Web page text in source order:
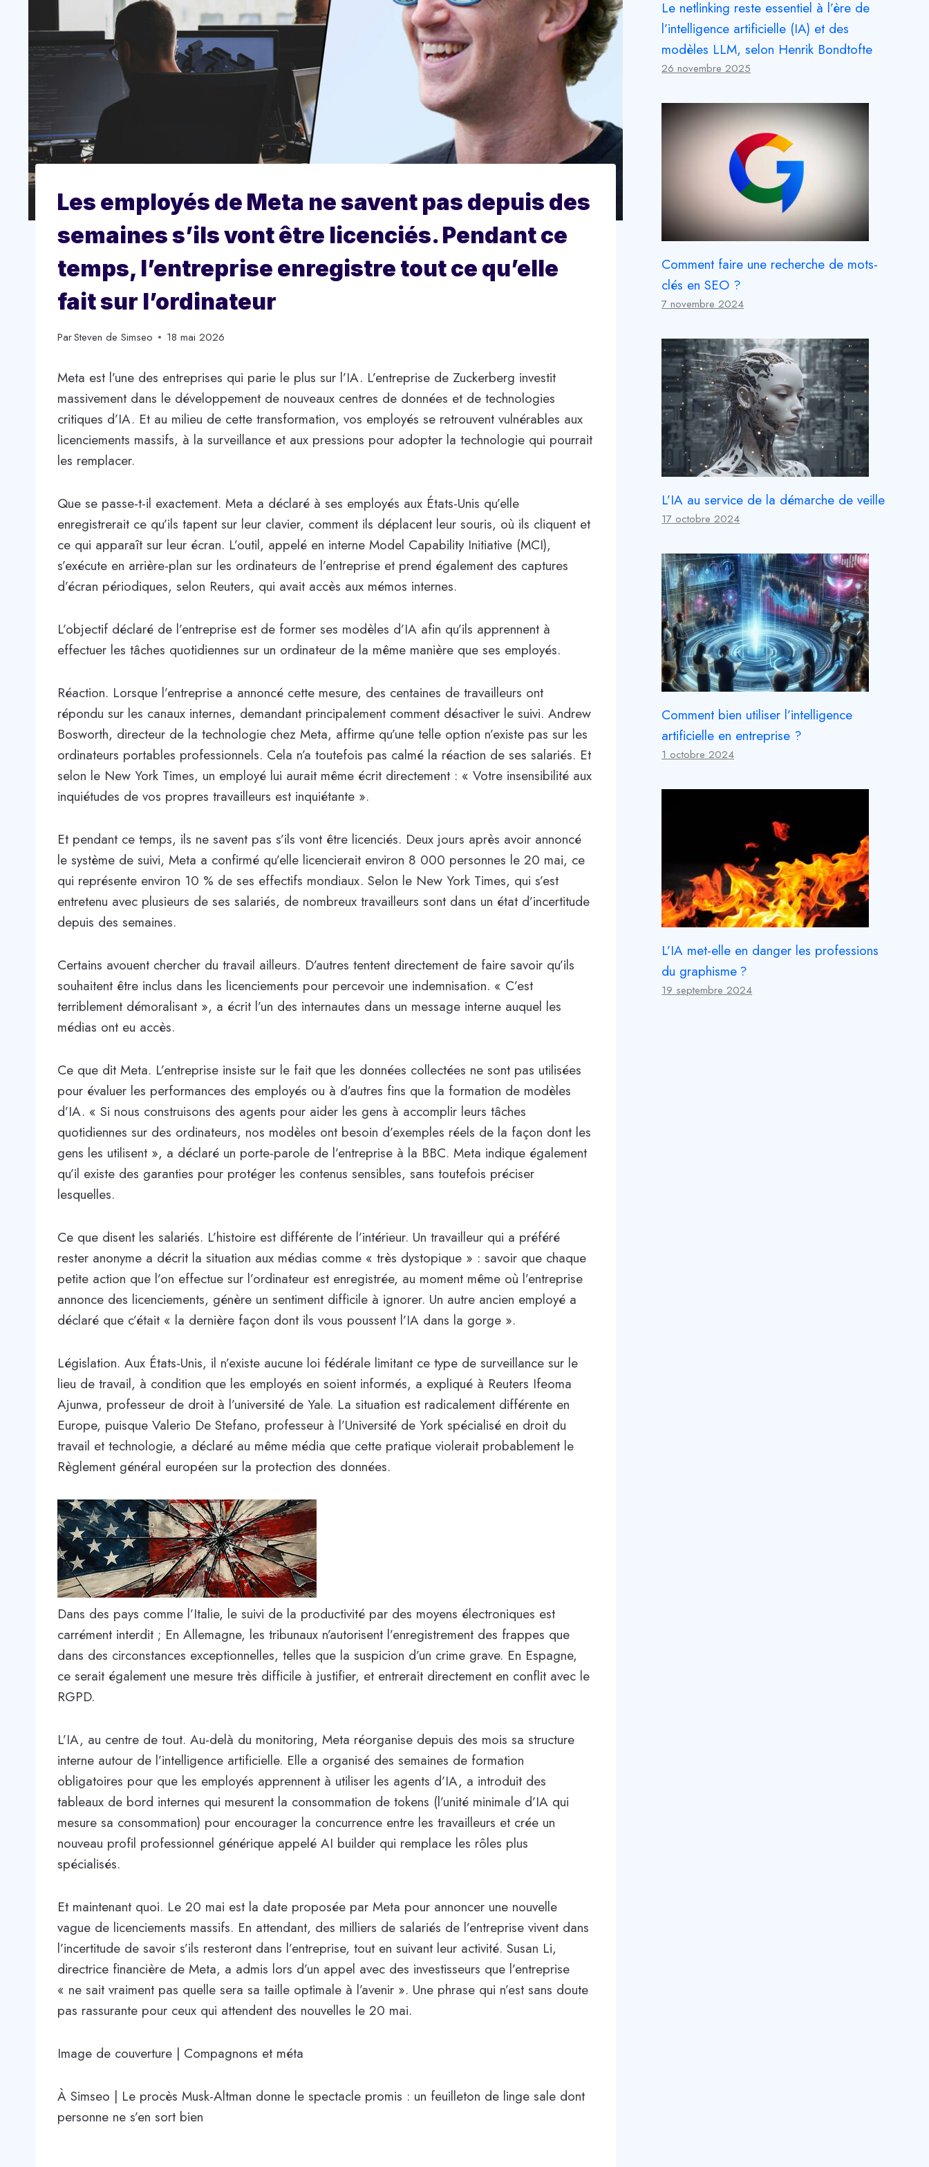
Les employés de Meta ne savent pas depuis des
semaines s’ils vont être licenciés. Pendant ce
temps, l’entreprise enregistre tout ce qu’elle
fait sur l’ordinateur
ParSteven de Simseo 18 mai 2026
Meta est l’une des entreprises qui parie le plus sur l’IA. L’entreprise de Zuckerberg investit
massivement dans le développement de nouveaux centres de données et de technologies
critiques d’IA. Et au milieu de cette transformation, vos employés se retrouvent vulnérables aux
licenciements massifs, à la surveillance et aux pressions pour adopter la technologie qui pourrait
les remplacer.
Que se passe-t-il exactement. Meta a déclaré à ses employés aux États-Unis qu’elle
enregistrerait ce qu’ils tapent sur leur clavier, comment ils déplacent leur souris, où ils cliquent et
ce qui apparaît sur leur écran. L’outil, appelé en interne Model Capability Initiative (MCI),
s’exécute en arrière-plan sur les ordinateurs de l’entreprise et prend également des captures
d’écran périodiques, selon Reuters, qui avait accès aux mémos internes.
L’objectif déclaré de l’entreprise est de former ses modèles d’IA afin qu’ils apprennent à
effectuer les tâches quotidiennes sur un ordinateur de la même manière que ses employés.
Réaction. Lorsque l’entreprise a annoncé cette mesure, des centaines de travailleurs ont
répondu sur les canaux internes, demandant principalement comment désactiver le suivi. Andrew
Bosworth, directeur de la technologie chez Meta, affirme qu’une telle option n’existe pas sur les
ordinateurs portables professionnels. Cela n’a toutefois pas calmé la réaction de ses salariés. Et
selon le New York Times, un employé lui aurait même écrit directement : « Votre insensibilité aux
inquiétudes de vos propres travailleurs est inquiétante ».
Et pendant ce temps, ils ne savent pas s’ils vont être licenciés. Deux jours après avoir annoncé
le système de suivi, Meta a confirmé qu’elle licencierait environ 8 000 personnes le 20 mai, ce
qui représente environ 10 % de ses effectifs mondiaux. Selon le New York Times, qui s’est
entretenu avec plusieurs de ses salariés, de nombreux travailleurs sont dans un état d’incertitude
depuis des semaines.
Certains avouent chercher du travail ailleurs. D’autres tentent directement de faire savoir qu’ils
souhaitent être inclus dans les licenciements pour percevoir une indemnisation. « C’est
terriblement démoralisant », a écrit l’un des internautes dans un message interne auquel les
médias ont eu accès.
Ce que dit Meta. L’entreprise insiste sur le fait que les données collectées ne sont pas utilisées
pour évaluer les performances des employés ou à d’autres fins que la formation de modèles
d’IA. « Si nous construisons des agents pour aider les gens à accomplir leurs tâches
quotidiennes sur des ordinateurs, nos modèles ont besoin d’exemples réels de la façon dont les
gens les utilisent », a déclaré un porte-parole de l’entreprise à la BBC. Meta indique également
qu’il existe des garanties pour protéger les contenus sensibles, sans toutefois préciser
lesquelles.
Ce que disent les salariés. L’histoire est différente de l’intérieur. Un travailleur qui a préféré
rester anonyme a décrit la situation aux médias comme « très dystopique » : savoir que chaque
petite action que l’on effectue sur l’ordinateur est enregistrée, au moment même où l’entreprise
annonce des licenciements, génère un sentiment difficile à ignorer. Un autre ancien employé a
déclaré que c’était « la dernière façon dont ils vous poussent l’IA dans la gorge ».
Législation. Aux États-Unis, il n’existe aucune loi fédérale limitant ce type de surveillance sur le
lieu de travail, à condition que les employés en soient informés, a expliqué à Reuters Ifeoma
Ajunwa, professeur de droit à l’université de Yale. La situation est radicalement différente en
Europe, puisque Valerio De Stefano, professeur à l’Université de York spécialisé en droit du
travail et technologie, a déclaré au même média que cette pratique violerait probablement le
Règlement général européen sur la protection des données.
Dans des pays comme l’Italie, le suivi de la productivité par des moyens électroniques est
carrément interdit ; En Allemagne, les tribunaux n’autorisent l’enregistrement des frappes que
dans des circonstances exceptionnelles, telles que la suspicion d’un crime grave. En Espagne,
ce serait également une mesure très difficile à justifier, et entrerait directement en conflit avec le
RGPD.
L’IA, au centre de tout. Au-delà du monitoring, Meta réorganise depuis des mois sa structure
interne autour de l’intelligence artificielle. Elle a organisé des semaines de formation
obligatoires pour que les employés apprennent à utiliser les agents d’IA, a introduit des
tableaux de bord internes qui mesurent la consommation de tokens (l’unité minimale d’IA qui
mesure sa consommation) pour encourager la concurrence entre les travailleurs et crée un
nouveau profil professionnel générique appelé AI builder qui remplace les rôles plus
spécialisés.
Et maintenant quoi. Le 20 mai est la date proposée par Meta pour annoncer une nouvelle
vague de licenciements massifs. En attendant, des milliers de salariés de l’entreprise vivent dans
l’incertitude de savoir s’ils resteront dans l’entreprise, tout en suivant leur activité. Susan Li,
directrice financière de Meta, a admis lors d’un appel avec des investisseurs que l’entreprise
« ne sait vraiment pas quelle sera sa taille optimale à l’avenir ». Une phrase qui n’est sans doute
pas rassurante pour ceux qui attendent des nouvelles le 20 mai.
Image de couverture | Compagnons et méta
À Simseo | Le procès Musk-Altman donne le spectacle promis : un feuilleton de linge sale dont
personne ne s’en sort bien
Le netlinking reste essentiel à l’ère de
l’intelligence artificielle (IA) et des
modèles LLM, selon Henrik Bondtofte
26 novembre 2025
Comment faire une recherche de mots-
clés en SEO ?
7 novembre 2024
L’IA au service de la démarche de veille
17 octobre 2024
Comment bien utiliser l’intelligence
artificielle en entreprise ?
1 octobre 2024
L’IA met-elle en danger les professions
du graphisme ?
19 septembre 2024